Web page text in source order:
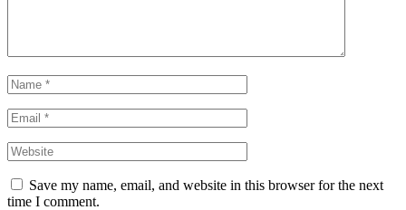
Save my name, email, and website in this browser for the next
time I comment.